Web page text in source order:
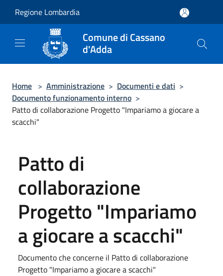
Regione Lombardia
Comune di Cassano
d'Adda
Home > Amministrazione > Documenti e dati >
Documento funzionamento interno >
Patto di collaborazione Progetto "Impariamo a giocare a
scacchi"
Patto di
collaborazione
Progetto "Impariamo
a giocare a scacchi"
Documento che concerne il Patto di collaborazione
Progetto "Impariamo a giocare a scacchi"